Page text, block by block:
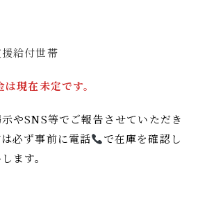
給付世帯
現在未定です。
やSNS等でご報告させていただき
必ず事前に電話
で在庫を確認し
ます。